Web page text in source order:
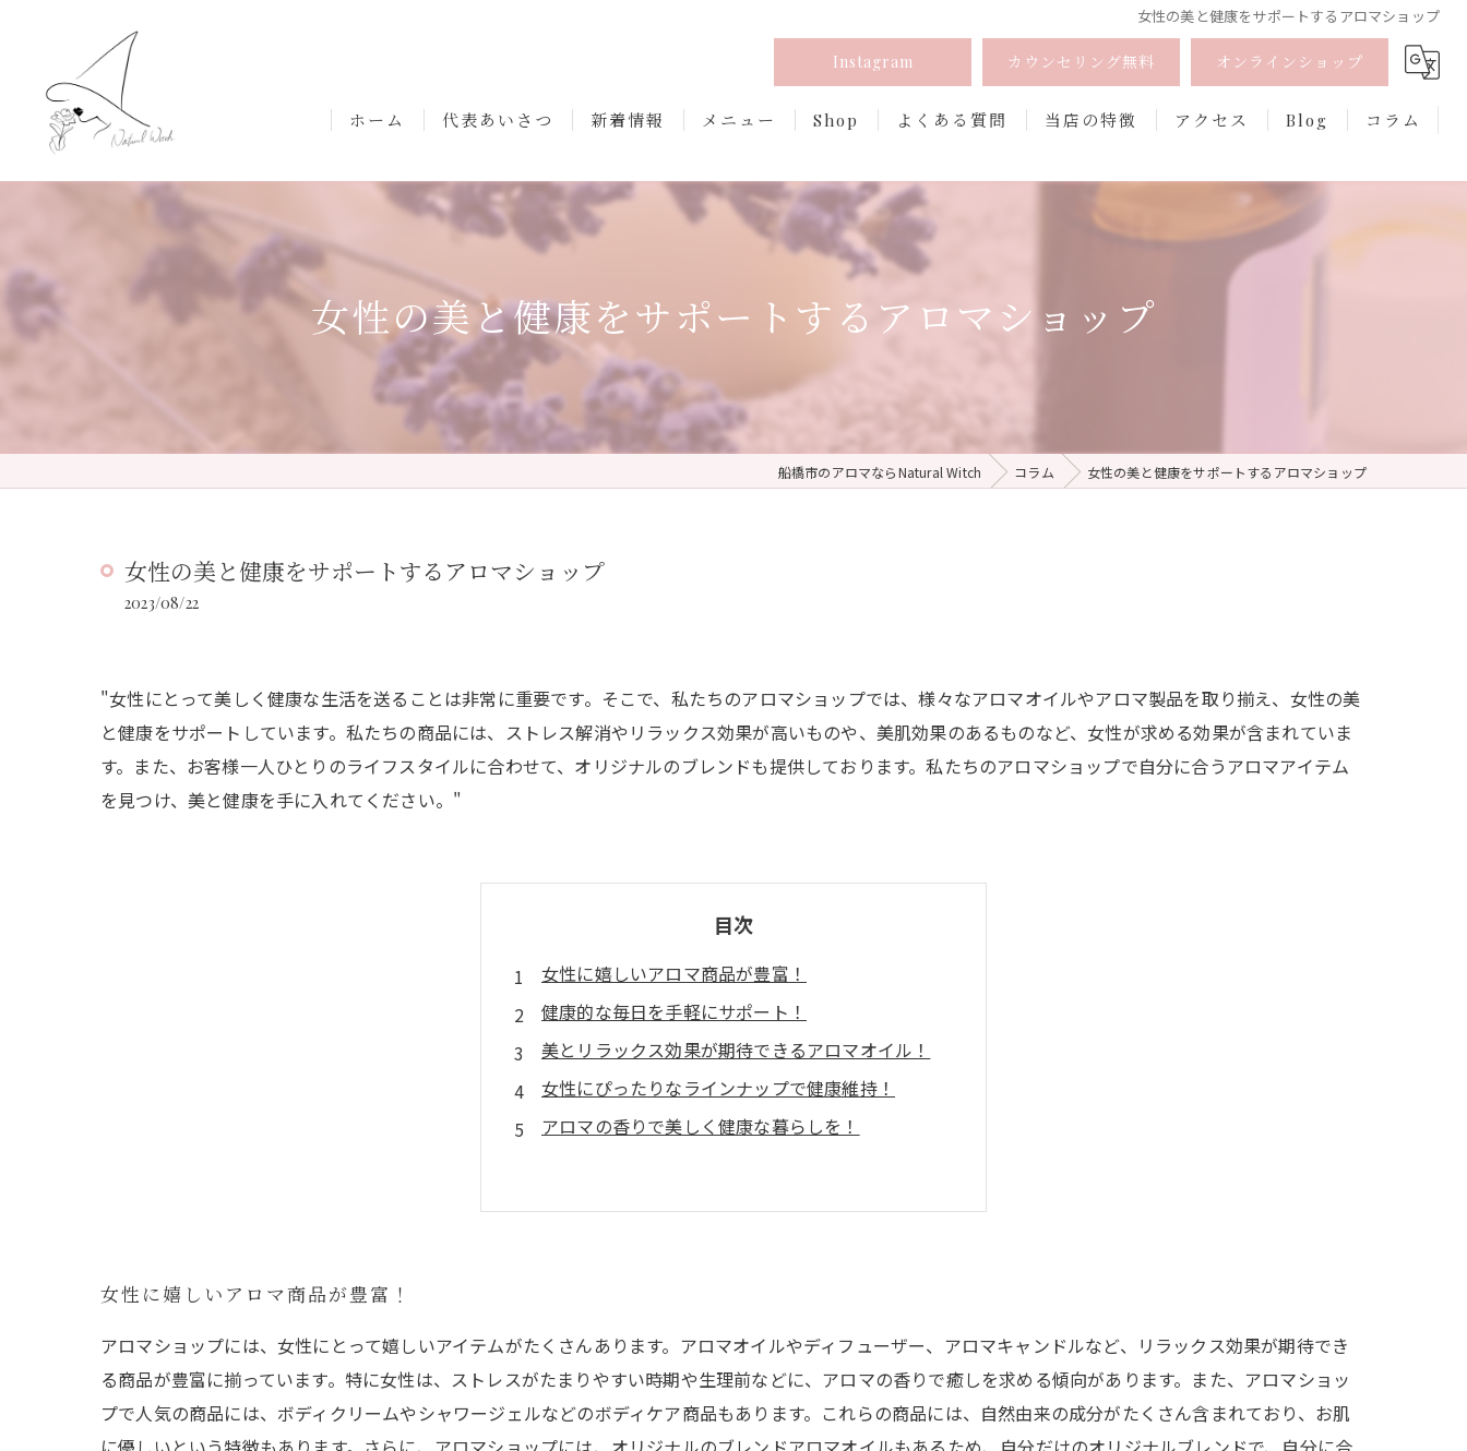
女性の美と健康をサポートするアロマショップ
Instagram カウンセリング無料 オンラインショップ
ホーム 代表あいさつ 新着情報 メニュー Shop よくある質問 当店の特徴 アクセス Blog コラム
女性の美と健康をサポートするアロマショップ
船橋市のアロマならNatural Witch コラム 女性の美と健康をサポートするアロマショップ
女性の美と健康をサポートするアロマショップ
2023/08/22
"女性にとって美しく健康な生活を送ることは非常に重要です。そこで、私たちのアロマショップでは、様々なアロマオイルやアロマ製品を取り揃え、女性の美
と健康をサポートしています。私たちの商品には、ストレス解消やリラックス効果が高いものや、美肌効果のあるものなど、女性が求める効果が含まれていま
す。また、お客様一人ひとりのライフスタイルに合わせて、オリジナルのブレンドも提供しております。私たちのアロマショップで自分に合うアロマアイテム
を見つけ、美と健康を手に入れてください。"
目次
女性に嬉しいアロマ商品が豊富！
健康的な毎日を手軽にサポート！
美とリラックス効果が期待できるアロマオイル！
女性にぴったりなラインナップで健康維持！
アロマの香りで美しく健康な暮らしを！
女性に嬉しいアロマ商品が豊富！
アロマショップには、女性にとって嬉しいアイテムがたくさんあります。アロマオイルやディフューザー、アロマキャンドルなど、リラックス効果が期待でき
る商品が豊富に揃っています。特に女性は、ストレスがたまりやすい時期や生理前などに、アロマの香りで癒しを求める傾向があります。また、アロマショッ
プで人気の商品には、ボディクリームやシャワージェルなどのボディケア商品もあります。これらの商品には、自然由来の成分がたくさん含まれており、お肌